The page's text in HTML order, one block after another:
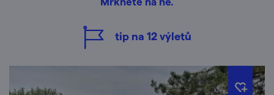
tip na 12výletů